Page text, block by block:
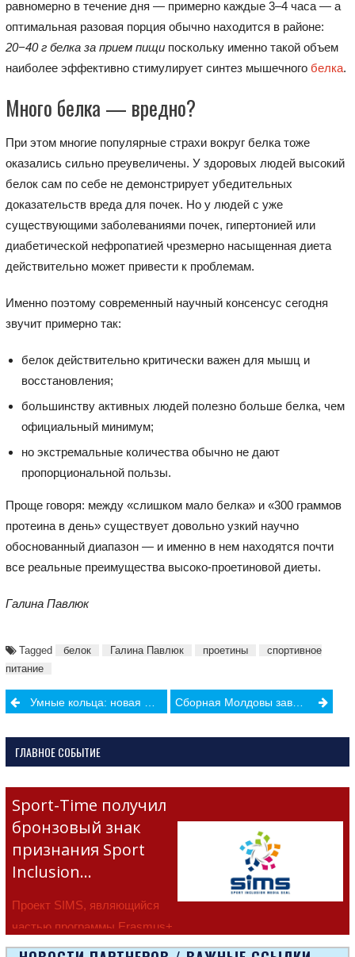
равномерно в течение дня — примерно каждые 3–4 часа — а
оптимальная разовая порция обычно находится в районе:
20−40 г белка за прием пищи поскольку именно такой объем
наиболее эффективно стимулирует синтез мышечного белка.
Много белка — вредно?
При этом многие популярные страхи вокруг белка тоже
оказались сильно преувеличены. У здоровых людей высокий
белок сам по себе не демонстрирует убедительных
доказательств вреда для почек. Но у людей с уже
существующими заболеваниями почек, гипертонией или
диабетической нефропатией чрезмерно насыщенная диета
действительно может привести к проблемам.
Именно поэтому современный научный консенсус сегодня
звучит примерно так:
белок действительно критически важен для мышц и
восстановления;
большинству активных людей полезно больше белка, чем
официальный минимум;
но экстремальные количества обычно не дают
пропорциональной пользы.
Проще говоря: между «слишком мало белка» и «300 граммов
протеина в день» существует довольно узкий научно
обоснованный диапазон — и именно в нем находятся почти
все реальные преимущества высоко-проетиновой диеты.
Галина Павлюк
Tagged белок Галина Павлюк проетины
спортивное
питание
PostУмные кольца: новая мода или реальная польза для здоровья? Сборная Молдовы завоевала восемь медалей чемпионата Европы среди Претендентов
ГЛАВНОЕ СОБЫТИЕ
Sport-Time получил
бронзовый знак
признания Sport
Inclusion…
Проект SIMS, являющийся
частью программы Erasmus+
Европейско